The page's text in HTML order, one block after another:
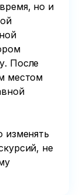
но и
После
местом
изменять
не